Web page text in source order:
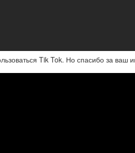
Tik Tok. Но спасибо за ваш